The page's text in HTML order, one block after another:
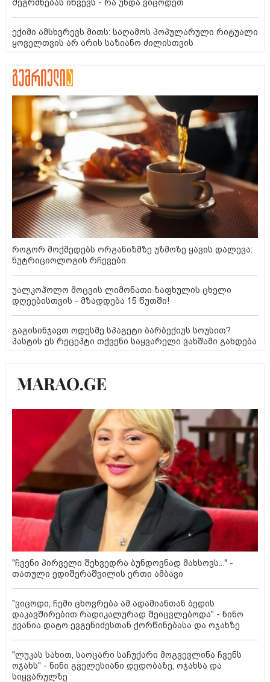
შეგრძნებას იწვევს - რა უნდა ვიცოდეთ
ექიმი ამსხვრევს მითს: საღამოს პოპულარული რიტუალი
ყოველთვის არ არის საზიანო ძილისთვის
როგორ მოქმედებს ორგანიზმზე უზმოზე ყავის დალევა:
ნუტრიციოლოგის რჩევები
უალკოჰოლო მოცვის ლიმონათი ზაფხულის ცხელი
დღეებისთვის - მზადდება 15 წუთში!
გაგისინჯავთ ოდესმე სპაგეტი ბარბექიუს სოუსით?
პასტის ეს რეცეპტი თქვენი საყვარელი ვახშამი გახდება
"ჩვენი პირველი შეხვედრა ბუნდოვნად მახსოვს..." -
თათული ედიშერაშვილის ერთი ამბავი
"ვიცოდი, ჩემი ცხოვრება ამ ადამიანთან ბედის
დაკავშირებით რადიკალურად შეიცვლებოდა" - ნინო
ჟვანია დატო ევგენიძესთან ქორწინებასა და ოჯახზე
"ლუკას სახით, საოცარი საჩუქარი მოგვევლინა ჩვენს
ოჯახს" - ნინი გველესიანი დედობაზე, ოჯახსა და
სიყვარულზე